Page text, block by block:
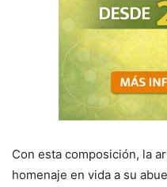
Con esta composición, la
homenaje en vida a su